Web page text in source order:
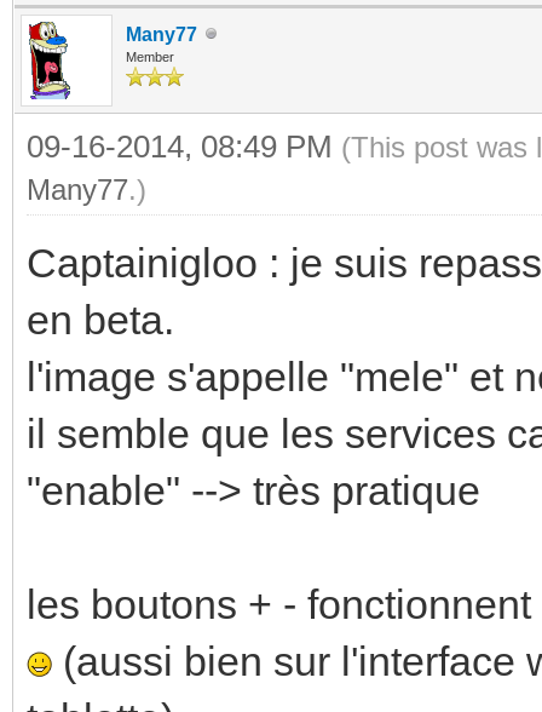
Many77
Member
09-16-2014, 08:49 PM (This post was
Many77.)
Captainigloo : je suis
en beta.
l'image s'appelle "mele" et
il semble que les services
"enable" --> très pratique
les boutons + -
(aussi bien sur l'interface